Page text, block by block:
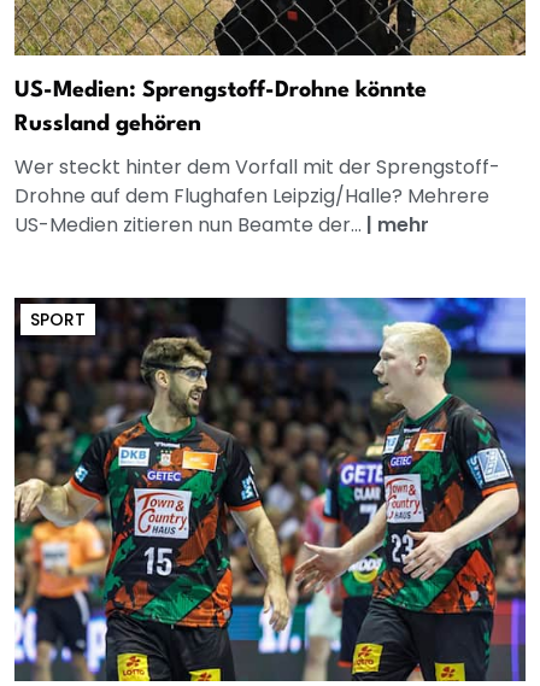
US-Medien: Sprengstoff-Drohne könnte
Russland gehören
Wer steckt hinter dem Vorfall mit der Sprengstoff-
Drohne auf dem Flughafen Leipzig/Halle? Mehrere
US-Medien zitieren nun Beamte der... | mehr
SPORT